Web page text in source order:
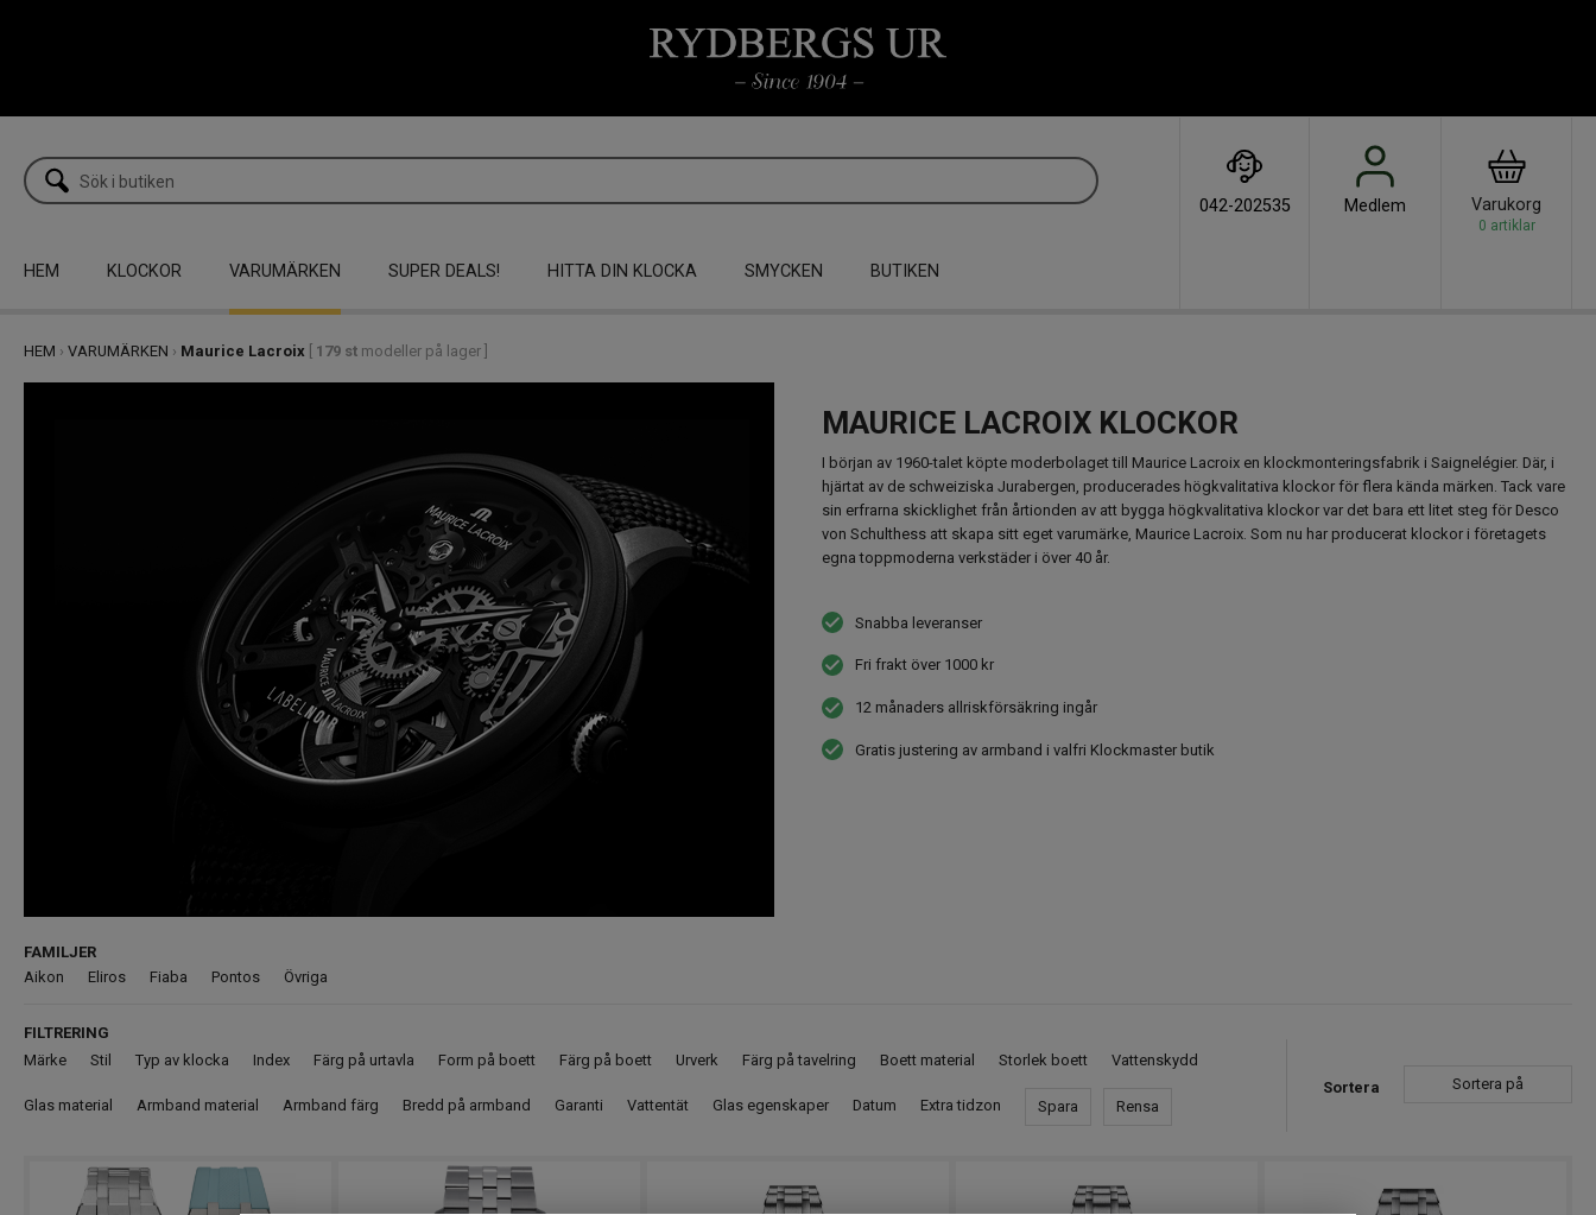
042-202535 Medlem Varukorg
0 artiklar
HEM KLOCKOR VARUMÄRKEN SUPER DEALS! HITTA DIN KLOCKA SMYCKEN BUTIKEN
HEM › VARUMÄRKEN › Maurice Lacroix 179 st modeller på lager ]
MAURICE LACROIX KLOCKOR
I början av 1960-talet köpte moderbolaget till Maurice Lacroix en klockmonteringsfabrik i Saignelégier. Där, i
hjärtat av de schweiziska Jurabergen, producerades högkvalitativa klockor för flera kända märken. Tack vare
sin erfrarna skicklighet från årtionden av att bygga högkvalitativa klockor var det bara ett litet steg för Desco
von Schulthess att skapa sitt eget varumärke, Maurice Lacroix. Som nu har producerat klockor i företagets
egna toppmoderna verkstäder i över 40 år.
Snabba leveranser
Fri frakt över 1000 kr
12 månaders allriskförsäkring ingår
Gratis justering av armband i valfri Klockmaster butik
FAMILJER
Aikon
Eliros Fiaba Pontos Övriga
FILTRERING
Märke
Stil Typ av klocka Index Färg på urtavla Form på boett Färg på boett Urverk Färg på tavelring Boett material Storlek boett Vattenskydd
Glas material Armband material Armband färg Bredd på armband Garanti Vattentät Glas egenskaper Datum Extra tidzon Spara Rensa
Sortera Sortera på